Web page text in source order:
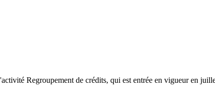
Regroupement de crédits, qui est entrée en vigueur en